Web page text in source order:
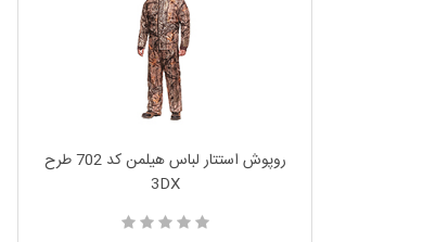
روپوش استتار لباس هیلمن کد 702 طرح
3DX